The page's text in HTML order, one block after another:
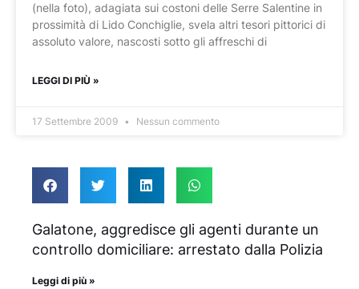
(nella foto), adagiata sui costoni delle Serre Salentine in
prossimità di Lido Conchiglie, svela altri tesori pittorici di
assoluto valore, nascosti sotto gli affreschi di
LEGGI DI PIÙ »
17 Settembre 2009 Nessun commento
Galatone, aggredisce gli agenti durante un
controllo domiciliare: arrestato dalla Polizia
Leggi di più »